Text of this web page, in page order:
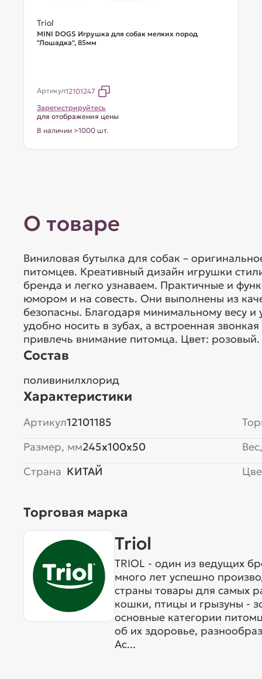
Triol
MINI DOGS Игрушка для собак мелких пород
"Лошадка", 85мм
Артикул12101247
Зарегистрируйтесь
для отображения цены
В наличии >1000 шт.
О товаре
Виниловая бутылка для собак –
питомцев. Креативный дизайн игрушки
бренда и легко узнаваем. Практичные и
юмором и на совесть. Они выполнены из
безопасны. Благодаря минимальному весу
удобно носить в зубах, а встроенная
привлечь внимание питомца. Цвет:
Состав
поливинилхлорид
Характеристики
Артикул12101185
Размер, мм245x100x50
Страна КИТАЙ
Торговая марка
Triol
TRIOL - один из ведущих
много лет успешно
страны товары для самых
кошки, птицы и грызуны -
основные категории
об их здоровье,
Ас...